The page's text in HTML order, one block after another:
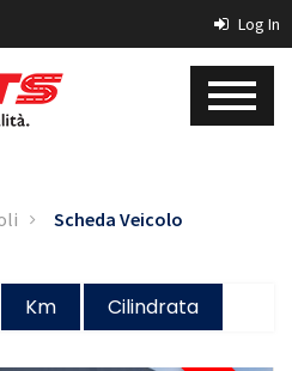
Log In
Scheda Veicolo
Km Cilindrata